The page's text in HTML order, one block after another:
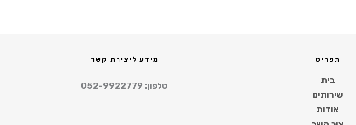
תפריט
בית
שירותים
אודות
מידע ליצירת קשר
טלפון: 052-9922779